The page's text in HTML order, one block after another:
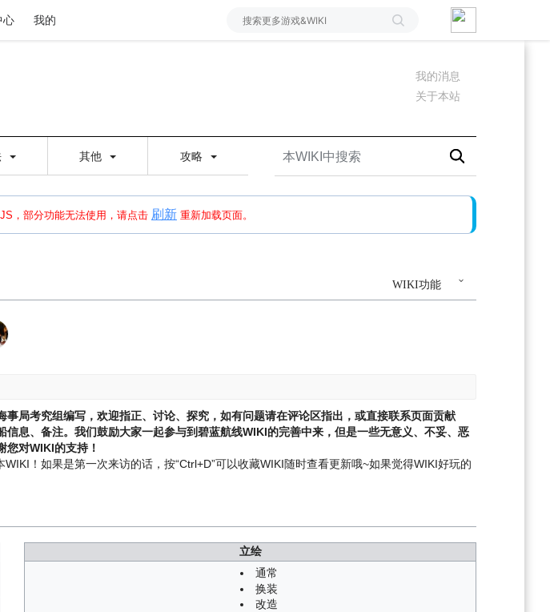
心 我的
我的消息
关于本站
其他 攻略
，部分功能无法使用，请点击 刷新 重新加载页面。
中的刷新按钮清除页面缓存并刷新，如果还有问题，请多尝试几次。
WIKI功能
局考究组编写，欢迎指正、讨论、探究，如有问题请在评论区指出，或直接联系页面贡献
息、备注。我们鼓励大家一起参与到碧蓝航线WIKI的完善中来，但是一些无意义、不妥、恶
您对WIKI的支持！
！如果是第一次来访的话，按“Ctrl+D”可以收藏WIKI随时查看更新哦~如果觉得WIKI好玩的
立绘
通常
换装
改造